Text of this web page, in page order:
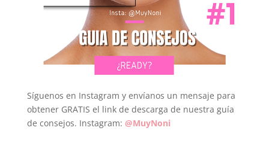
Síguenos en Instagram y envíanos un mensaje para
obtener GRATIS el link de descarga de nuestra guía
de consejos. Instagram: @MuyNoni